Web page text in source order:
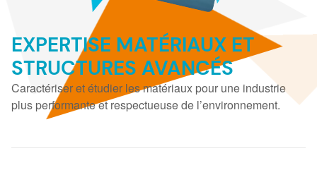
EXPERTISE MATÉRIAUX ET
STRUCTURES AVANCÉS
Caractériser et étudier les matériaux pour une industrie
plus performante et respectueuse de l’environnement.